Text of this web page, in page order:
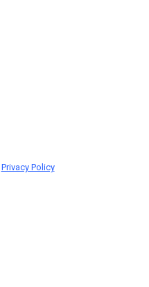
Privacy Policy